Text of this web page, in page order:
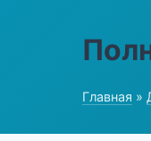
Главная »